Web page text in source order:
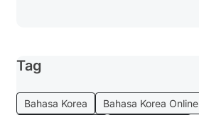
Tag
Bahasa Korea Bahasa Korea Online